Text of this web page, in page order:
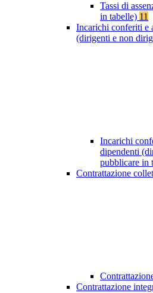
Tassi di
in tabelle) 11
Incarichi conferiti e
(dirigenti e non
Incarichi
dipendenti
pubblicare in
Contrattazione
Contrattazione